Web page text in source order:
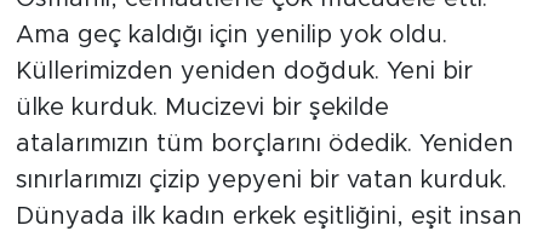
Ama geç kaldığı için yenilip yok oldu.
Küllerimizden yeniden doğduk. Yeni bir
ülke kurduk. Mucizevi bir şekilde
atalarımızın tüm borçlarını ödedik. Yeniden
sınırlarımızı çizip yepyeni bir vatan kurduk.
Dünyada ilk kadın erkek eşitliğini, eşit insan